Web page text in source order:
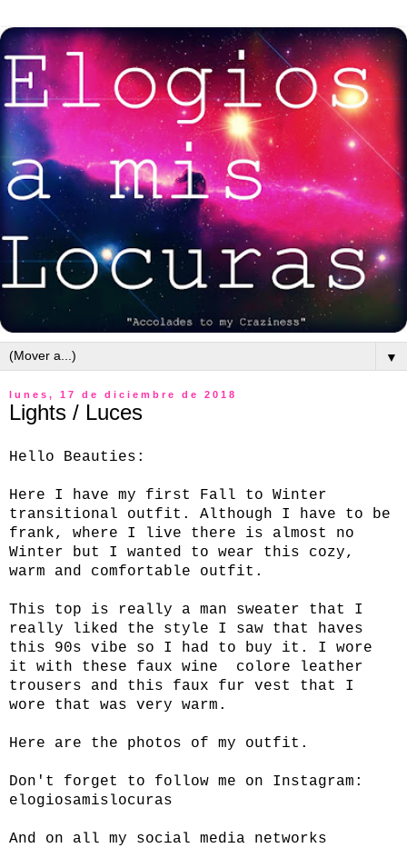
▼
lunes, 17 de diciembre de 2018
Lights / Luces
Hello Beauties:
Here I have my first Fall to Winter
transitional outfit. Although I have to be
frank, where I live there is almost no
Winter but I wanted to wear this cozy,
warm and comfortable outfit.
This top is really a man sweater that I
really liked the style I saw that haves
this 90s vibe so I had to buy it. I wore
it with these faux wine colore leather
trousers and this faux fur vest that I
wore that was very warm.
Here are the photos of my outfit.
Don't forget to follow me on Instagram:
elogiosamislocuras
And on all my social media networks